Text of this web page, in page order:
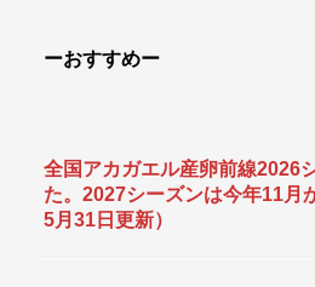
ーおすすめー
全国アカガエル産卵前線2026
た。2027シーズンは今年11
5月31 日更新）